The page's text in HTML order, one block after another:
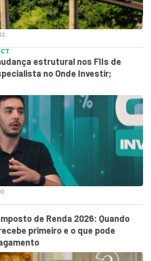
estrutural nos FIIs de
no Onde Investir;
de Renda 2026: Quando
primeiro e o que pode